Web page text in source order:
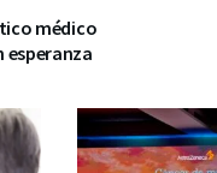
médico
esperanza